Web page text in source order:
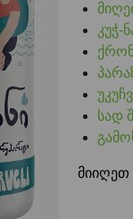
კუჭ-
სად
მიიღეთ